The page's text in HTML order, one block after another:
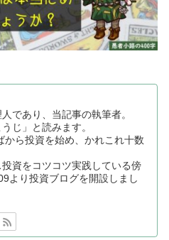
であり、当記事の執筆者。
うじ」と読みます。
から投資を始め、かれこれ十数
資をコツコツ実践している傍
より投資ブログを開設しまし